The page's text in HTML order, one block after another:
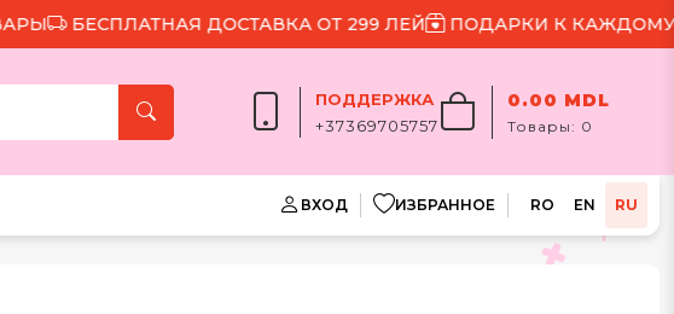
БЕСПЛАТНАЯ ДОСТАВКА ОТ 299 ЛЕЙ ПОДАРКИ К КАЖДОМУ
ПОДДЕРЖКА
+37369705757
0.00 MDL
Товары: 0
ВХОД ИЗБРАННОЕ RO EN RU